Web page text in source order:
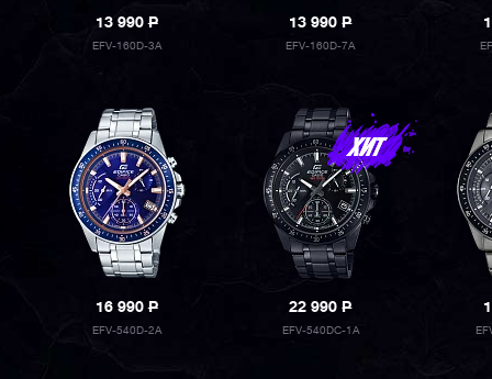
13 990P
EFV-160D-3A
13 990P
EFV-160D-7A
16 990P
EFV-540D-2A
22 990P
EFV-540DC-1A